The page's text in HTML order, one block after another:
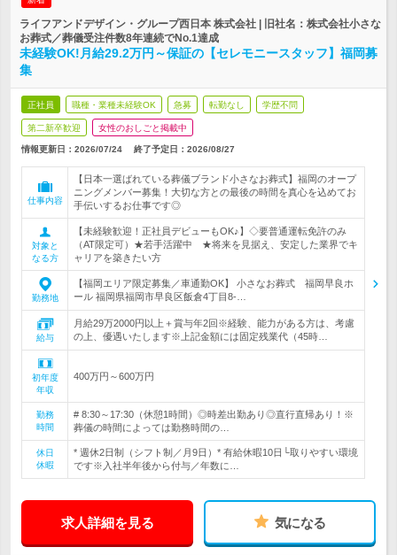
ライフアンドデザイン・グループ西日本 株式会社 | 旧社名：株式会社小さな
お葬式／葬儀受注件数8年連続でNo.1達成
未経験OK!月給29.2万円～保証の【セレモニースタッフ】福岡募
集
正社員 職種・業種未経験OK 急募 転勤なし 学歴不問
第二新卒歓迎 女性のおしごと掲載中
情報更新日：2026/07/24 終了予定日： 2026/08/27
仕事内容
【日本一選ばれている葬儀ブランド小さなお葬式】福岡のオープ
ニングメンバー募集！大切な方との最後の時間を真心を込めてお
手伝いするお仕事です◎
対象と
なる方
【未経験歓迎！正社員デビューもOK♪】◇要普通運転免許のみ
（AT限定可）★若手活躍中 ★将来を見据え、安定した業界でキ
ャリアを築きたい方
勤務地
【福岡エリア限定募集／車通勤OK】 小さなお葬式 福岡早良ホ
ール 福岡県福岡市早良区飯倉4丁目8-…
給与
月給29万2000円以上＋賞与年2回※経験、能力がある方は、考慮
の上、優遇いたします※上記金額には固定残業代（45時…
初年度
年収
400万円～600万円
勤務
時間
# 8:30～17:30（休憩1時間）◎時差出勤あり◎直行直帰あり！※
葬儀の時間によっては勤務時間の…
休日
休暇
* 週休2日制（シフト制／月9日）* 有給休暇10日└取りやすい環境
です※入社半年後から付与／年数に…
求人詳細を見る 気になる